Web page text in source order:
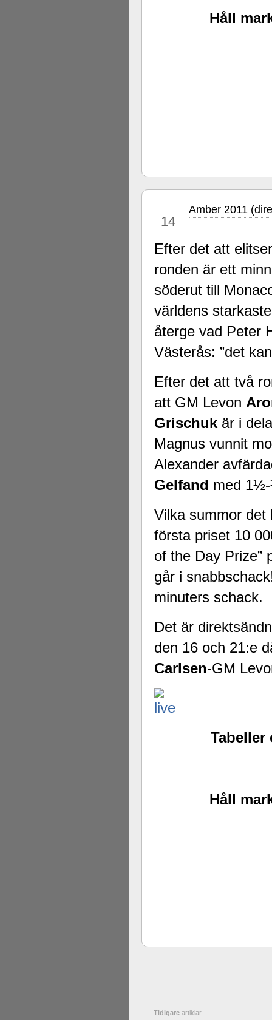
Håll
14
Amber 2011
Efter det att
ronden är ett
söderut till
världens
återge vad Peter
Västerås: ”det
Efter det att två
att GM Levon
Grischuk är i
Magnus vunnit
Alexander
Gelfand med
Vilka summor det
första priset 10
of the Day Prize”
går i
minuters schack.
Det är
den 16 och 21:e
Carlsen-GM
Tabeller
Håll
Tidigare artiklar